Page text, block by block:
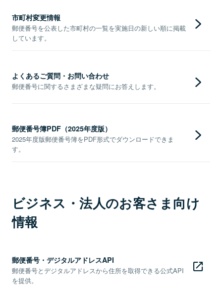
市町村変更情報
郵便番号を公表した市町村の一覧を実施日の新しい順に掲載
しています。
よくあるご質問・お問い合わせ
郵便番号に関するさまざまな疑問にお答えします。
郵便番号簿PDF（2025年度版）
2025年度版郵便番号簿をPDF形式でダウンロードできま
す。
ビジネス・法人のお客さま向け
情報
郵便番号・デジタルアドレスAPI
郵便番号とデジタルアドレスから住所を取得できる公式API
を提供。